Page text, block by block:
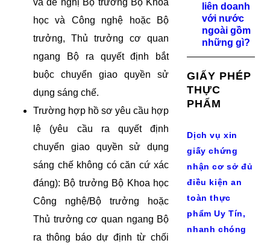
và đề nghị Bộ trưởng Bộ Khoa
học và Công nghệ hoặc Bộ
trưởng, Thủ trưởng cơ quan
ngang Bộ ra quyết định bắt
buộc chuyển giao quyền sử
dụng sáng chế.
Trường hợp hồ sơ yêu cầu hợp
lệ (yêu cầu ra quyết định
chuyển giao quyền sử dụng
sáng chế không có căn cứ xác
đáng): Bộ trưởng Bộ Khoa học
Công nghệ/Bộ trưởng hoặc
Thủ trưởng cơ quan ngang Bộ
ra thông báo dự định từ chối
liên doanh
với nước
ngoài gồm
những gì?
GIẤY PHÉP
THỰC
PHẨM
Dịch vụ xin
giấy chứng
nhận cơ sở đủ
điều kiện an
toàn thực
phẩm Uy Tín,
nhanh chóng